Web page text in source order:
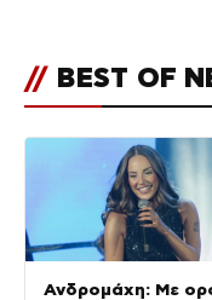
// BEST OF
Ανδρομάχη: Με